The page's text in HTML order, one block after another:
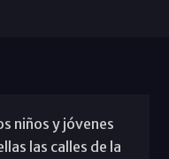
niños y jóvenes
las calles de la